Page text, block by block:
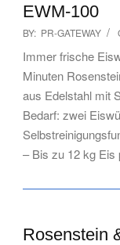
EWM-100
2025-
06-
03
BY: PR-GATEWAY
Immer frische
Minuten
aus Edelstahl mit
Bedarf: zwei
– Bis zu 12 kg Eis
Rosenstein